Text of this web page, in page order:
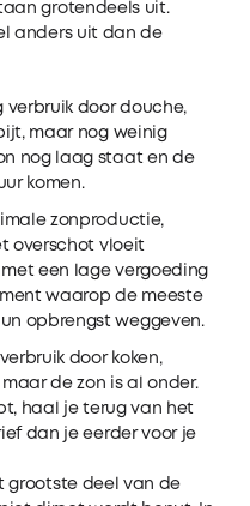
grotendeels uit.
anders uit dan de
verbruik door douche,
maar nog weinig
nog laag staat en de
komen.
zonproductie,
overschot vloeit
een lage vergoeding
waarop de meeste
opbrengst weggeven.
door koken,
de zon is al onder.
haal je terug van het
dan je eerder voor je
grootste deel van de